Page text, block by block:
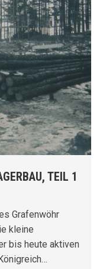
TEIL 1
Grafenwöhr
kleine
bis heute aktiven